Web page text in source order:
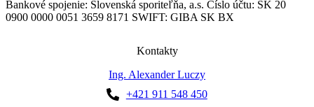
Bankové spojenie: Slovenská sporiteľňa, a.s. Číslo účtu: SK 20
0900 0000 0051 3659 8171 SWIFT: GIBA SK BX
Kontakty
Ing. Alexander Luczy
+421 911 548 450